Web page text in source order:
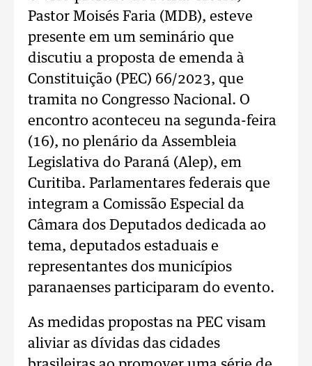
Pastor Moisés Faria (MDB), esteve
presente em um seminário que
discutiu a proposta de emenda à
Constituição (PEC) 66/2023, que
tramita no Congresso Nacional. O
encontro aconteceu na segunda-feira
(16), no plenário da Assembleia
Legislativa do Paraná (Alep), em
Curitiba. Parlamentares federais que
integram a Comissão Especial da
Câmara dos Deputados dedicada ao
tema, deputados estaduais e
representantes dos municípios
paranaenses participaram do evento.
As medidas propostas na PEC visam
aliviar as dívidas das cidades